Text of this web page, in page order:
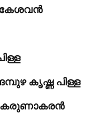
കേശവന്‍
കൃഷ്ണ പിള്ള
കരുണാകരന്‍